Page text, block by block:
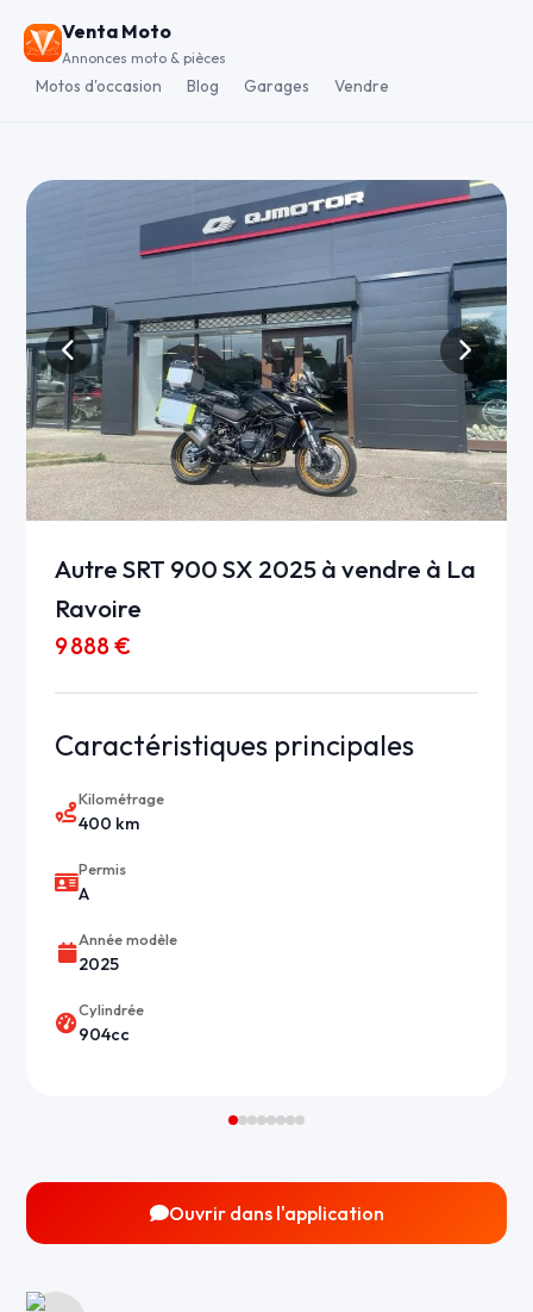
Venta Moto
Annonces moto & pièces
Motos d'occasion Blog Garages Vendre
Autre SRT 900 SX 2025 à vendre à La
Ravoire
9 888 €
Caractéristiques principales
Kilométrage
400 km
Permis
A
Année modèle
2025
Cylindrée
904cc
Ouvrir dans l'application